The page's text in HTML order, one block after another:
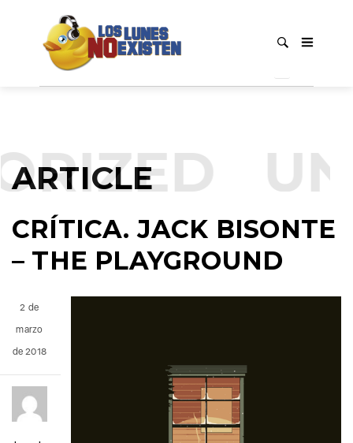
ARTICLE
CRÍTICA. JACK BISONTE
– THE PLAYGROUND
2 de
marzo
de 2018